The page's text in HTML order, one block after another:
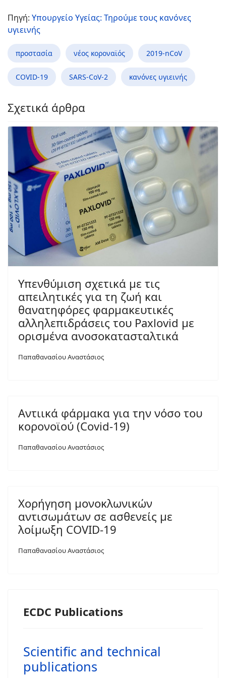
Πηγή: Υπουργείο Υγείας: Τηρούμε τους κανόνες
υγιεινής
προστασία νέος κοροναϊός 2019-nCoV
COVID-19 SARS-CoV-2 κανόνες υγιεινής
Σχετικά άρθρα
Yπενθύμιση σχετικά με τις
απειλητικές για τη ζωή και
θανατηφόρες φαρμακευτικές
αλληλεπιδράσεις του Paxlovid με
ορισμένα ανοσοκατασταλτικά
Παπαθανασίου Αναστάσιος
Αντιικά φάρμακα για την νόσο του
κορονοϊού (Covid-19)
Παπαθανασίου Αναστάσιος
Χορήγηση μονοκλωνικών
αντισωμάτων σε ασθενείς με
λοίμωξη COVID-19
Παπαθανασίου Αναστάσιος
ECDC Publications
Scientific and technical
publications